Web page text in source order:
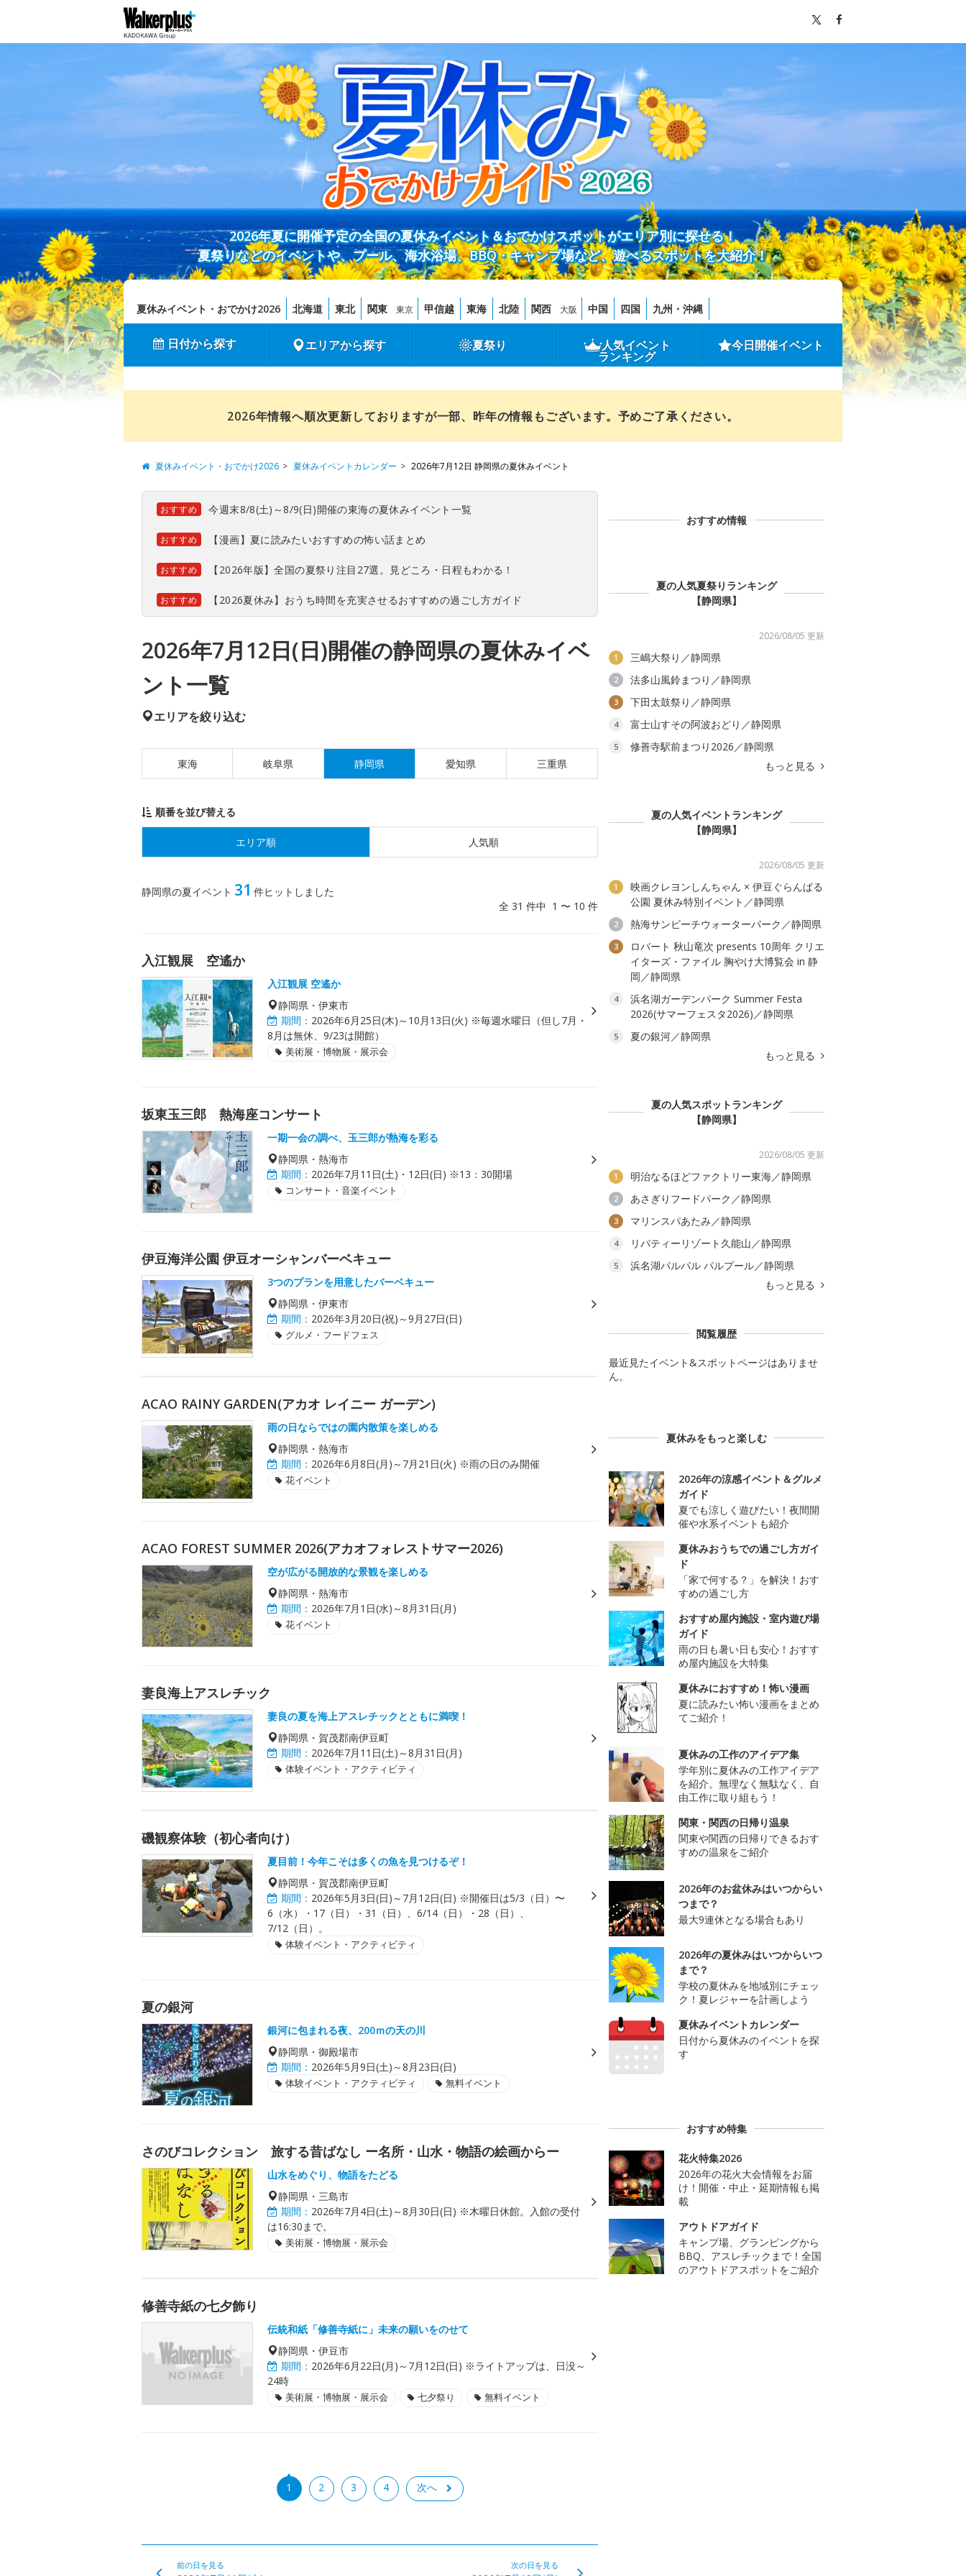
2026年夏に開催予定の全国の夏休みイベント＆おでかけスポットがエリア別に探せる！
夏祭りなどのイベントや、プール、海水浴場、BBQ・キャンプ場など、遊べるスポットを大紹介！
夏休みイベント・おでかけ2026 北海道 東北 関東 東京 甲信越 東海 北陸 関西 大阪 中国 四国 九州・沖縄
日付から探す エリアから探す 夏祭り 人気イベント
ランキング
今日開催イベント
2026年情報へ順次更新しておりますが一部、昨年の情報もございます。予めご了承ください。
夏休みイベント・おでかけ2026 夏休みイベントカレンダー 2026年7月12日 静岡県の夏休みイベント
おすすめ 今週末8/8(土)～8/9(日)開催の東海の夏休みイベント一覧
おすすめ 【漫画】夏に読みたいおすすめの怖い話まとめ
おすすめ 【2026年版】全国の夏祭り注目27選。見どころ・日程もわかる！
おすすめ 【2026夏休み】おうち時間を充実させるおすすめの過ごし方ガイド
2026年7月12日(日)開催の静岡県の夏休みイベ
ント一覧
エリアを絞り込む
東海 岐阜県 静岡県 愛知県 三重県
順番を並び替える
エリア順 人気順
静岡県の夏イベント 31 件ヒットしました
全 31 件中 1 〜 10 件
入江観展 空遙か
入江観展 空遙か
静岡県・伊東市
期間： 2026年6月25日(木)～10月13日(火) ※毎週水曜日（但し7月・
8月は無休、9/23は開館）
美術展・博物展・展示会
坂東玉三郎 熱海座コンサート
一期一会の調べ、玉三郎が熱海を彩る
静岡県・熱海市
期間： 2026年7月11日(土)・12日(日) ※13：30開場
コンサート・音楽イベント
伊豆海洋公園 伊豆オーシャンバーベキュー
3つのプランを用意したバーベキュー
静岡県・伊東市
期間： 2026年3月20日(祝)～9月27日(日)
グルメ・フードフェス
ACAO RAINY GARDEN(アカオ レイニー ガーデン)
雨の日ならではの園内散策を楽しめる
静岡県・熱海市
期間： 2026年6月8日(月)～7月21日(火) ※雨の日のみ開催
花イベント
ACAO FOREST SUMMER 2026(アカオフォレストサマー2026)
空が広がる開放的な景観を楽しめる
静岡県・熱海市
期間： 2026年7月1日(水)～8月31日(月)
花イベント
妻良海上アスレチック
妻良の夏を海上アスレチックとともに満喫！
静岡県・賀茂郡南伊豆町
期間： 2026年7月11日(土)～8月31日(月)
体験イベント・アクティビティ
磯観察体験（初心者向け）
夏目前！今年こそは多くの魚を見つけるぞ！
静岡県・賀茂郡南伊豆町
期間： 2026年5月3日(日)～7月12日(日) ※開催日は5/3（日）〜
6（水）・17（日）・31（日）、6/14（日）・28（日）、
7/12（日）。
体験イベント・アクティビティ
夏の銀河
銀河に包まれる夜、200ｍの天の川
静岡県・御殿場市
期間： 2026年5月9日(土)～8月23日(日)
体験イベント・アクティビティ 無料イベント
さのびコレクション 旅する昔ばなし ー名所・山水・物語の絵画からー
山水をめぐり、物語をたどる
静岡県・三島市
期間： 2026年7月4日(土)～8月30日(日) ※木曜日休館。入館の受付
は16:30まで。
美術展・博物展・展示会
修善寺紙の七夕飾り
伝統和紙「修善寺紙に」未来の願いをのせて
静岡県・伊豆市
期間： 2026年6月22日(月)～7月12日(日) ※ライトアップは、日没～
24時
美術展・博物展・展示会 七夕祭り 無料イベント
1 2 3 4 次へ
前の日を見る 次の日を見る
おすすめ情報
夏の人気夏祭りランキング
【静岡県】
2026/08/05 更新
1 三嶋大祭り／静岡県
2 法多山風鈴まつり／静岡県
3 下田太鼓祭り／静岡県
4 富士山すその阿波おどり／静岡県
5
修善寺駅前まつり2026／静岡県
もっと見る
夏の人気イベントランキング
【静岡県】
2026/08/05 更新
1
映画クレヨンしんちゃん × 伊豆ぐらんぱる
公園 夏休み特別イベント／静岡県
2 熱海サンビーチウォーターパーク／静岡県
3
ロバート 秋山竜次 presents 10周年 クリエ
イターズ・ファイル 胸やけ大博覧会 in 静
岡／静岡県
4
浜名湖ガーデンパーク Summer Festa
2026(サマーフェスタ2026)／静岡県
5
夏の銀河／静岡県
もっと見る
夏の人気スポットランキング
【静岡県】
2026/08/05 更新
1 明治なるほどファクトリー東海／静岡県
2 あさぎりフードパーク／静岡県
3 マリンスパあたみ／静岡県
4 リバティーリゾート久能山／静岡県
5
浜名湖パルパル パルプール／静岡県
もっと見る
閲覧履歴
最近見たイベント&スポットページはありませ
ん。
夏休みをもっと楽しむ
2026年の涼感イベント＆グルメ
ガイド
夏でも涼しく遊びたい！夜間開
催や水系イベントも紹介
夏休みおうちでの過ごし方ガイ
ド
「家で何する？」を解決！おす
すめの過ごし方
おすすめ屋内施設・室内遊び場
ガイド
雨の日も暑い日も安心！おすす
め屋内施設を大特集
夏休みにおすすめ！怖い漫画
夏に読みたい怖い漫画をまとめ
てご紹介！
夏休みの工作のアイデア集
学年別に夏休みの工作アイデア
を紹介。無理なく無駄なく、自
由工作に取り組もう！
関東・関西の日帰り温泉
関東や関西の日帰りできるおす
すめの温泉をご紹介
2026年のお盆休みはいつからい
つまで？
最大9連休となる場合もあり
2026年の夏休みはいつからいつ
まで？
学校の夏休みを地域別にチェッ
ク！夏レジャーを計画しよう
夏休みイベントカレンダー
日付から夏休みのイベントを探
す
おすすめ特集
花火特集2026
2026年の花火大会情報をお届
け！開催・中止・延期情報も掲
載
アウトドアガイド
キャンプ場、グランピングから
BBQ、アスレチックまで！全国
のアウトドアスポットをご紹介